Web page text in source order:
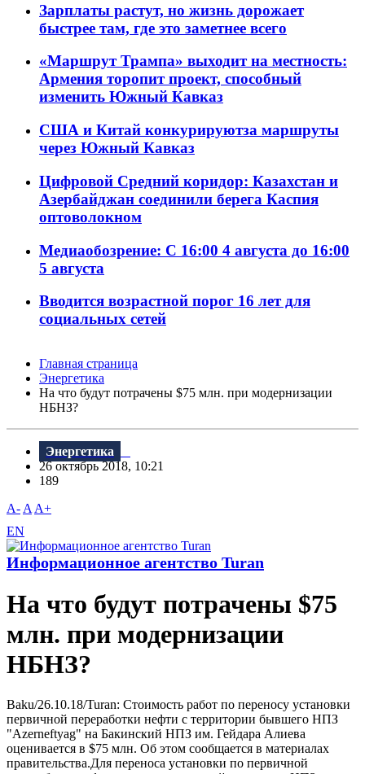
Зарплаты растут, но жизнь дорожает
быстрее там, где это заметнее всего
«Маршрут Трампа» выходит на местность:
Армения торопит проект, способный
изменить Южный Кавказ
США и Китай конкурируютза маршруты
через Южный Кавказ
Цифровой Средний коридор: Казахстан и
Азербайджан соединили берега Каспия
оптоволокном
Медиаобозрение: С 16:00 4 августа до 16:00
5 августа
Вводится возрастной порог 16 лет для
социальных сетей
Главная страница
Энергетика
На что будут потрачены $75 млн. при модернизации
НБНЗ?
Энергетика
26 октябрь 2018, 10:21
189
A- A A+
EN
Информационное агентство Turan
На что будут потрачены $75
млн. при модернизации
НБНЗ?
Baku/26.10.18/Turan: Стоимость работ по переносу установки
первичной переработки нефти с территории бывшего НПЗ
"Azerneftyag" на Бакинский НПЗ им. Гейдара Алиева
оценивается в $75 млн. Об этом сообщается в материалах
правительства.Для переноса установки по первичной